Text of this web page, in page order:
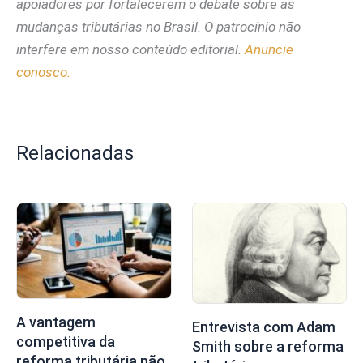
apoiadores por fortalecerem o debate sobre as
mudanças tributárias no Brasil. O patrocínio não
interfere em nosso conteúdo editorial.Anuncie
conosco.
Relacionadas
A vantagem
competitiva da
Entrevista com Adam
Smith sobre a reforma